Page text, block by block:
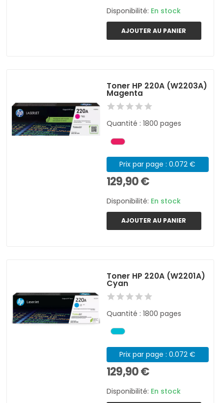
Disponibilité: En stock
AJOUTER AU PANIER
Toner HP 220A (W2203A)
Magenta
Quantité : 1800 pages
Prix par page : 0.072 €
129,90 €
Disponibilité: En stock
AJOUTER AU PANIER
Toner HP 220A (W2201A)
Cyan
Quantité : 1800 pages
Prix par page : 0.072 €
129,90 €
Disponibilité: En stock